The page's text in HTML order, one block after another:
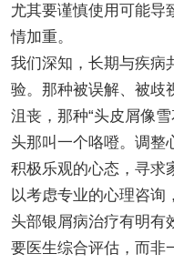
尤其要谨慎使用可能导
情加重。
我们深知，长期与疾病
验。那种被误解、被歧
沮丧，那种“头皮屑像
头那叫一个咯噔。调整
积极乐观的心态，寻求
以考虑专业的心理咨询
头部银屑病治疗有明有
要医生综合评估，而非